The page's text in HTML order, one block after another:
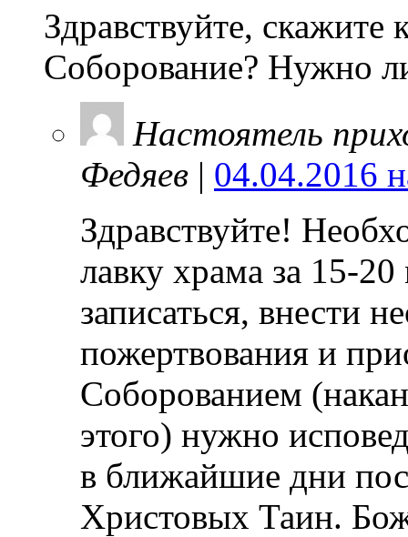
Здравствуйте,
Соборование? Нужно
Настоятель
Федяев | 04.04.2016
Здравствуйте!
лавку храма за 15-
записаться, внести
пожертвования и
Соборованием
этого) нужно
в ближайшие дни
Христовых Таин.